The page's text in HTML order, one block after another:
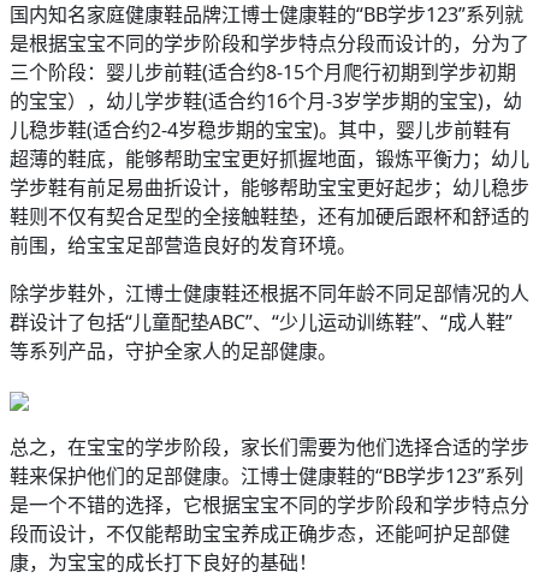
国内知名家庭健康鞋品牌江博士健康鞋的“BB学步123”系列就
是根据宝宝不同的学步阶段和学步特点分段而设计的，分为了
三个阶段：婴儿步前鞋(适合约8-15个月爬行初期到学步初期
的宝宝），幼儿学步鞋(适合约16个月-3岁学步期的宝宝)，幼
儿稳步鞋(适合约2-4岁稳步期的宝宝)。其中，婴儿步前鞋有
超薄的鞋底，能够帮助宝宝更好抓握地面，锻炼平衡力；幼儿
学步鞋有前足易曲折设计，能够帮助宝宝更好起步；幼儿稳步
鞋则不仅有契合足型的全接触鞋垫，还有加硬后跟杯和舒适的
前围，给宝宝足部营造良好的发育环境。
除学步鞋外，江博士健康鞋还根据不同年龄不同足部情况的人
群设计了包括“儿童配垫ABC”、“少儿运动训练鞋”、“成人鞋”
等系列产品，守护全家人的足部健康。
总之，在宝宝的学步阶段，家长们需要为他们选择合适的学步
鞋来保护他们的足部健康。江博士健康鞋的“BB学步123”系列
是一个不错的选择，它根据宝宝不同的学步阶段和学步特点分
段而设计，不仅能帮助宝宝养成正确步态，还能呵护足部健
康，为宝宝的成长打下良好的基础！